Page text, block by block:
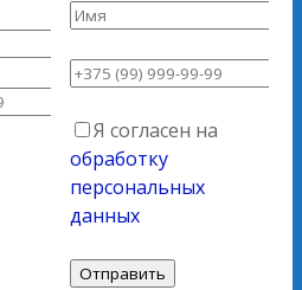
Я согласен на
обработку
персональных
данных